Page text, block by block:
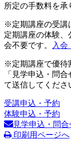
所定の手数料を承
※定期講座の受講
定期講座の体験、
会不要です。
入会
※定期講座で優待
「見学申込・問
て送信してくださ
受講申込・予約
体験申込・予約
見学申込・問合
印刷用ページへ